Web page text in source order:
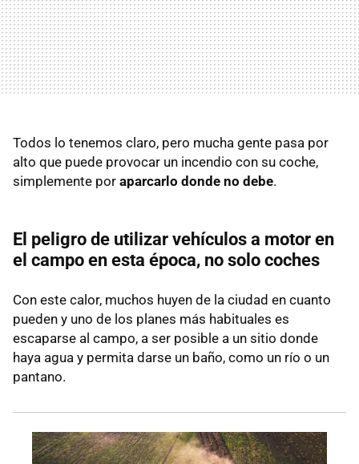
Todos lo tenemos claro, pero mucha gente pasa por
alto que puede provocar un incendio con su coche,
simplemente por aparcarlo donde no debe.
El peligro de utilizar vehículos a motor en
el campo en esta época, no solo coches
Con este calor, muchos huyen de la ciudad en cuanto
pueden y uno de los planes más habituales es
escaparse al campo, a ser posible a un sitio donde
haya agua y permita darse un baño, como un río o un
pantano.